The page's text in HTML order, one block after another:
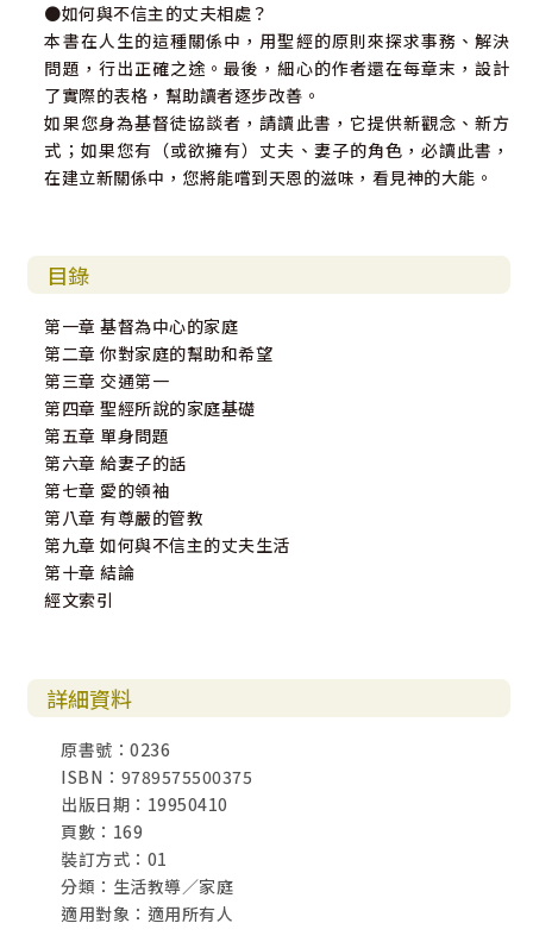
●如何與不信主的丈夫相處？
本書在人生的這種關係中，用聖經的原則來探求事務、解決
問題，行出正確之途。最後，細心的作者還在每章末，設計
了實際的表格，幫助讀者逐步改善。
如果您身為基督徒協談者，請讀此書，它提供新觀念、新方
式；如果您有（或欲擁有）丈夫、妻子的角色，必讀此書，
在建立新關係中，您將能嚐到天恩的滋味，看見神的大能。
目錄
第一章 基督為中心的家庭
第二章 你對家庭的幫助和希望
第三章 交通第一
第四章 聖經所說的家庭基礎
第五章 單身問題
第六章 給妻子的話
第七章 愛的領袖
第八章 有尊嚴的管教
第九章 如何與不信主的丈夫生活
第十章 結論
經文索引
詳細資料
原書號：0236
ISBN：9789575500375
出版日期：19950410
頁數：169
裝訂方式：01
分類：生活教導／家庭
適用對象：適用所有人